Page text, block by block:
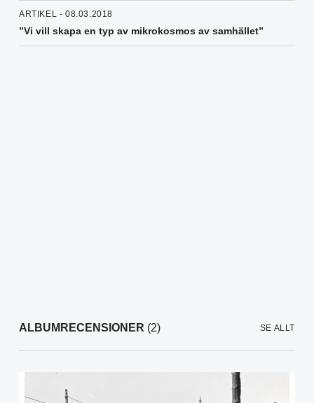
ARTIKEL - 08.03.2018
”Vi vill skapa en typ av mikrokosmos av samhället”
ALBUMRECENSIONER (2) SE ALLT